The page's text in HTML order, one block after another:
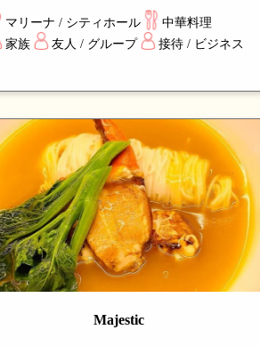
す。落ち着いた雰囲気の中、家族や友人
との集まり、ビジネスダイニングに最適
な、安定した品質と味で長年支持される
マリーナ / シティホール
中華料理
家族
友人 / グループ 接待 / ビジネス
Majestic